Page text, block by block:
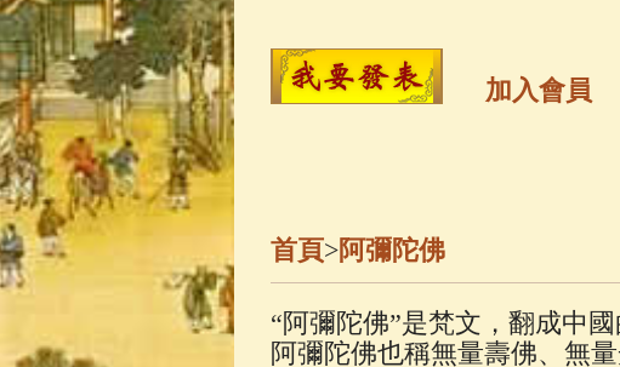
金山活佛
善財童子五十三參
佛典故事(37) 佛說
加入會員
首頁>阿彌陀佛
“阿彌陀佛”是梵文，翻成中
阿彌陀佛也稱無量壽佛、無